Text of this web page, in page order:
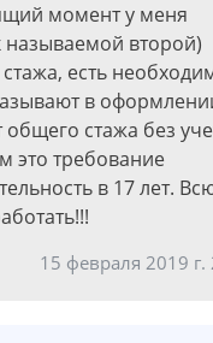
момент у меня
называемой второй)
стажа, есть
в
стажа без
это требование
в 17 лет.
15 февраля 2019 г.